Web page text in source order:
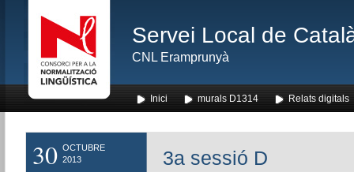
Servei Local de
CNL Eramprunyà
Inici murals D1314 Relats digitals
30 OCTUBRE
2013
3a sessió D